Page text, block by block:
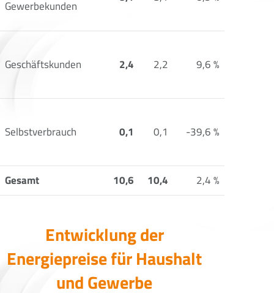
Gewerbekunden
Geschäftskunden 2,4 2,2 9,6 %
Selbstverbrauch 0,1 0,1 -39,6 %
Gesamt 10,6 10,4 2,4 %
Entwicklung der
Energiepreise für Haushalt
und Gewerbe